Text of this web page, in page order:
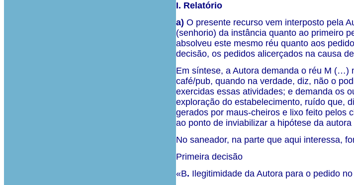
I. Relatório
a) O presente recurso vem interposto pela
(senhorio) da instância quanto ao primeiro
absolveu este mesmo réu quanto aos
decisão, os pedidos alicerçados na causa
Em síntese, a Autora demanda o réu M
café/pub, quando na verdade, diz, não o
exercidas essas atividades; e demanda os
exploração do estabelecimento, ruído que,
gerados por maus-cheiros e lixo feito pelos
ao ponto de inviabilizar a hipótese da
No saneador, na parte que aqui interessa,
Primeira decisão
«B. Ilegitimidade da Autora para o pedido